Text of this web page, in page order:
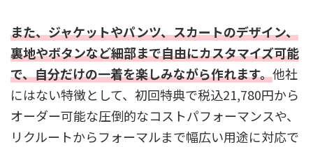
また、ジャケットやパンツ、スカートのデザイン、
裏地やボタンなど細部まで自由にカスタマイズ可能
で、自分だけの一着を楽しみながら作れます。他社
にはない特徴として、初回特典で税込21,780円から
オーダー可能な圧倒的なコストパフォーマンスや、
リクルートからフォーマルまで幅広い用途に対応で